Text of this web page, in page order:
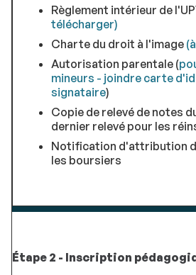
Règlement intérieur de
télécharger)
Charte du droit à l'image
Autorisation parentale (
mineurs - joindre carte
signataire)
Copie de relevé de notes
dernier relevé pour les
Notification d'attribution
les boursiers
Étape 2 - Inscription